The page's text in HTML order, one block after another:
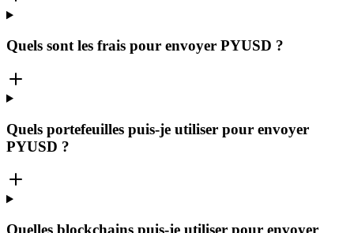
Quels sont les frais pour envoyer PYUSD ?
Quels portefeuilles puis-je utiliser pour envoyer
PYUSD ?
Quelles blockchains puis-je utiliser pour envoyer